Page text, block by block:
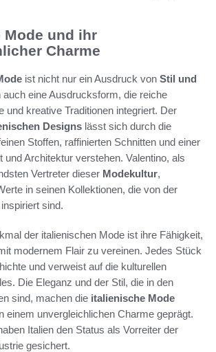
und ihr
Charme
ist nicht nur ein Ausdruck von Stil und
auch eine Ausdrucksform, die reiche
und kreative Traditionen integriert. Der
Designs lässt sich durch die
Stoffen, raffinierten Schnitten und einer
und Architektur verstehen. Valentino, als
Vertreter dieser Modekultur,
in seinen Kollektionen, die von der
sind.
der italienischen Mode ist ihre Fähigkeit,
modernem Flair zu vereinen. Jedes Stück
und verweist auf die kulturellen
Die Eleganz und der Stil, die in den
sind, machen die italienische Mode
einem unvergleichlichen Charme geprägt.
Italien den Status als Vorreiter der
gesichert.